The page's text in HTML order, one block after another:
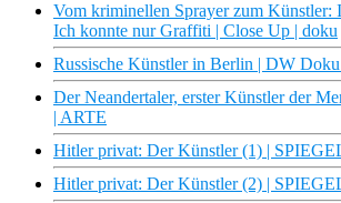
Vom kriminellen Sprayer zum Künstler:
Ich konnte nur Graffiti | Close Up | doku
Russische Künstler in Berlin | DW
Der Neandertaler, erster Künstler der
| ARTE
Hitler privat: Der Künstler (1) |
Hitler privat: Der Künstler (2) |